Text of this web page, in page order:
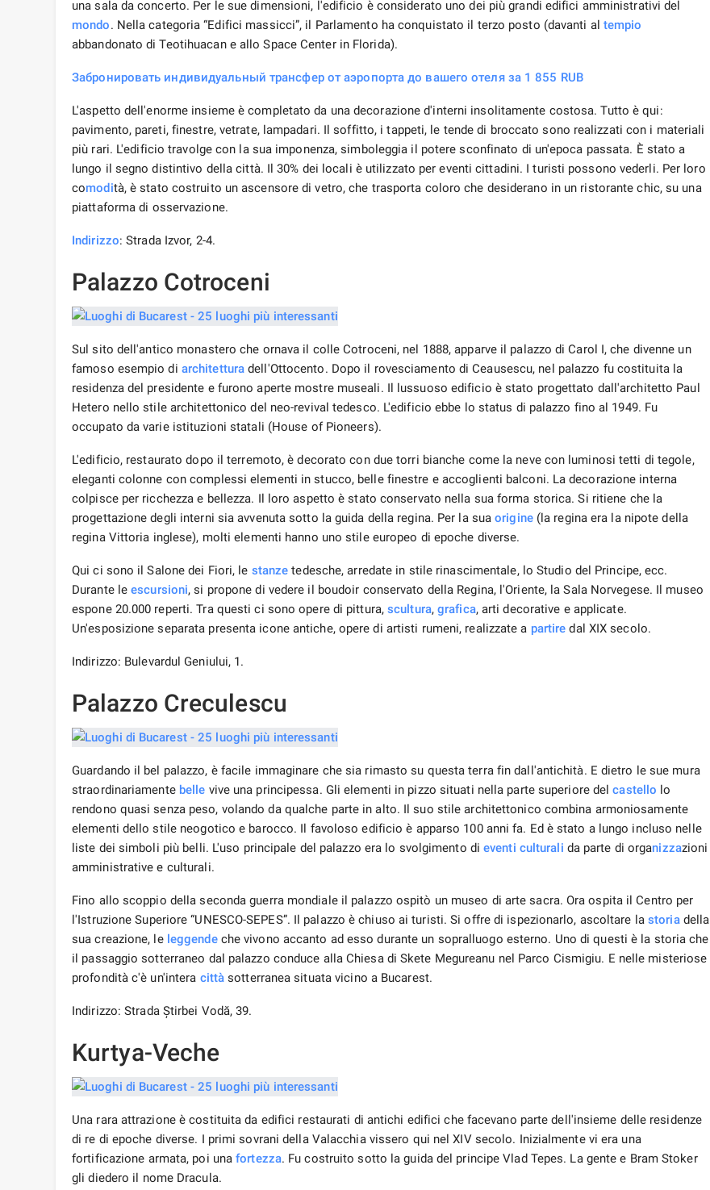
una sala da concerto. Per le sue dimensioni, l'edificio è considerato uno dei più grandi edifici amministrativi del
mondo. Nella categoria “Edifici massicci”, il Parlamento ha conquistato il terzo posto (davanti al tempio
abbandonato di Teotihuacan e allo Space Center in Florida).
Забронировать индивидуальный трансфер от аэропорта до вашего отеля за 1 855 RUB
L'aspetto dell'enorme insieme è completato da una decorazione d'interni insolitamente costosa. Tutto è qui:
pavimento, pareti, finestre, vetrate, lampadari. Il soffitto, i tappeti, le tende di broccato sono realizzati con i materiali
più rari. L'edificio travolge con la sua imponenza, simboleggia il potere sconfinato di un'epoca passata. È stato a
lungo il segno distintivo della città. Il 30% dei locali è utilizzato per eventi cittadini. I turisti possono vederli. Per loro
comodità, è stato costruito un ascensore di vetro, che trasporta coloro che desiderano in un ristorante chic, su una
piattaforma di osservazione.
Indirizzo: Strada Izvor, 2-4.
Palazzo Cotroceni
Sul sito dell'antico monastero che ornava il colle Cotroceni, nel 1888, apparve il palazzo di Carol I, che divenne un
famoso esempio di architettura dell'Ottocento. Dopo il rovesciamento di Ceausescu, nel palazzo fu costituita la
residenza del presidente e furono aperte mostre museali. Il lussuoso edificio è stato progettato dall'architetto Paul
Hetero nello stile architettonico del neo-revival tedesco. L'edificio ebbe lo status di palazzo fino al 1949. Fu
occupato da varie istituzioni statali (House of Pioneers).
L'edificio, restaurato dopo il terremoto, è decorato con due torri bianche come la neve con luminosi tetti di tegole,
eleganti colonne con complessi elementi in stucco, belle finestre e accoglienti balconi. La decorazione interna
colpisce per ricchezza e bellezza. Il loro aspetto è stato conservato nella sua forma storica. Si ritiene che la
progettazione degli interni sia avvenuta sotto la guida della regina. Per la suaorigine(la regina era la nipote della
regina Vittoria inglese), molti elementi hanno uno stile europeo di epoche diverse.
Qui ci sono il Salone dei Fiori, le stanze tedesche, arredate in stile rinascimentale, lo Studio del Principe, ecc.
Durante leescursioni, si propone di vedere il boudoir conservato della Regina, l'Oriente, la Sala Norvegese. Il museo
espone 20.000 reperti. Tra questi ci sono opere di pittura,scultura,grafica, arti decorative e applicate.
Un'esposizione separata presenta icone antiche, opere di artisti rumeni, realizzate a partire dal XIX secolo.
Indirizzo: Bulevardul Geniului, 1.
Palazzo Creculescu
Guardando il bel palazzo, è facile immaginare che sia rimasto su questa terra fin dall'antichità. E dietro le sue mura
straordinariamente belle vive una principessa. Gli elementi in pizzo situati nella parte superiore delcastello lo
rendono quasi senza peso, volando da qualche parte in alto. Il suo stile architettonico combina armoniosamente
elementi dello stile neogotico e barocco. Il favoloso edificio è apparso 100 anni fa. Ed è stato a lungo incluso nelle
liste dei simboli più belli. L'uso principale del palazzo era lo svolgimento dieventi culturali da parte di organizzazioni
amministrative e culturali.
Fino allo scoppio della seconda guerra mondiale il palazzo ospitò un museo di arte sacra. Ora ospita il Centro per
l'Istruzione Superiore “UNESCO-SEPES”. Il palazzo è chiuso ai turisti. Si offre di ispezionarlo, ascoltare la storiadella
sua creazione, le leggendeche vivono accanto ad esso durante un sopralluogo esterno. Uno di questi è la storia che
il passaggio sotterraneo dal palazzo conduce alla Chiesa di Skete Megureanu nel Parco Cismigiu. E nelle misteriose
profondità c'è un'intera città sotterranea situata vicino a Bucarest.
Indirizzo: Strada Știrbei Vodă, 39.
Kurtya-Veche
Una rara attrazione è costituita da edifici restaurati di antichi edifici che facevano parte dell'insieme delle residenze
di re di epoche diverse. I primi sovrani della Valacchia vissero qui nel XIV secolo. Inizialmente vi era una
fortificazione armata, poi unafortezza. Fu costruito sotto la guida del principe Vlad Tepes. La gente e Bram Stoker
gli diedero il nome Dracula.